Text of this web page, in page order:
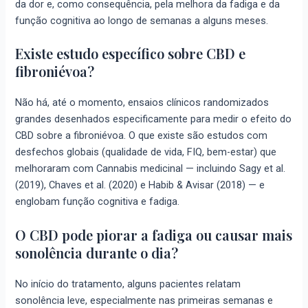
da dor e, como consequência, pela melhora da fadiga e da
função cognitiva ao longo de semanas a alguns meses.
Existe estudo específico sobre CBD e
fibroniévoa?
Não há, até o momento, ensaios clínicos randomizados
grandes desenhados especificamente para medir o efeito do
CBD sobre a fibroniévoa. O que existe são estudos com
desfechos globais (qualidade de vida, FIQ, bem-estar) que
melhoraram com Cannabis medicinal — incluindo Sagy et al.
(2019), Chaves et al. (2020) e Habib & Avisar (2018) — e
englobam função cognitiva e fadiga.
O CBD pode piorar a fadiga ou causar mais
sonolência durante o dia?
No início do tratamento, alguns pacientes relatam
sonolência leve, especialmente nas primeiras semanas e